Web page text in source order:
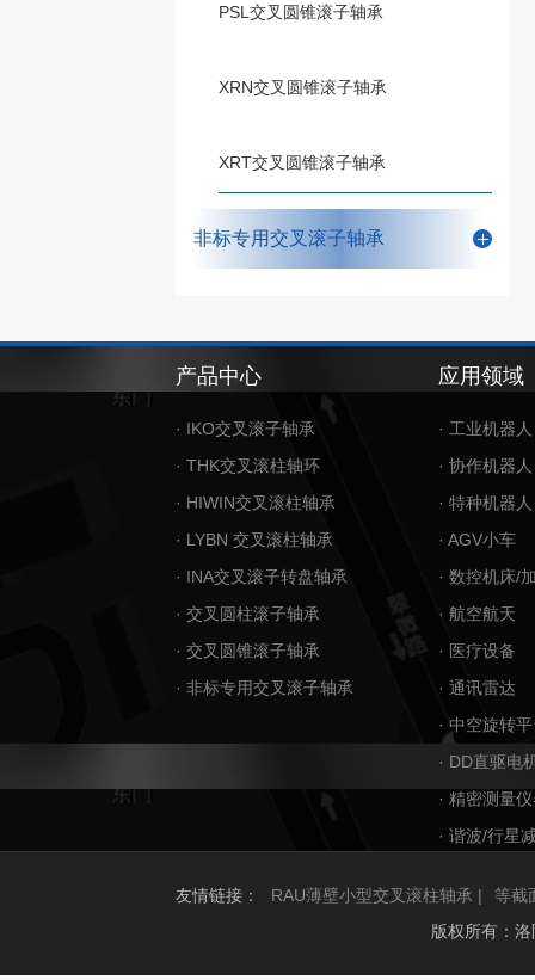
PSL交叉圆锥滚子轴承
XRN交叉圆锥滚子轴承
XRT交叉圆锥滚子轴承
非标专用交叉滚子轴承
产品中心
· IKO交叉滚子轴承
· THK交叉滚柱轴环
· HIWIN交叉滚柱轴承
· LYBN 交叉滚柱轴承
· INA交叉滚子转盘轴承
· 交叉圆柱滚子轴承
· 交叉圆锥滚子轴承
· 非标专用交叉滚子轴承
应用领域
· 工业机器人
· 协作机器人
· 特种机器人
· AGV小车
· 数控机床/
· 航空航天
· 医疗设备
· 通讯雷达
· 中空旋转
· DD直驱电
· 精密测量
· 谐波/行星
友情链接： RAU薄壁小型交叉滚柱轴承 |
等截
版权所有：